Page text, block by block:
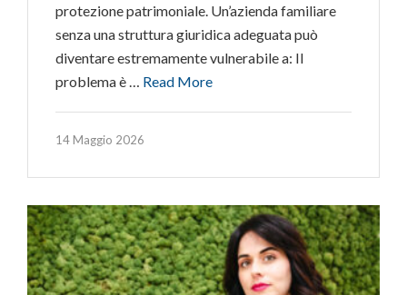
protezione patrimoniale. Un’azienda familiare
senza una struttura giuridica adeguata può
diventare estremamente vulnerabile a: Il
problema è … Read More
14 Maggio 2026